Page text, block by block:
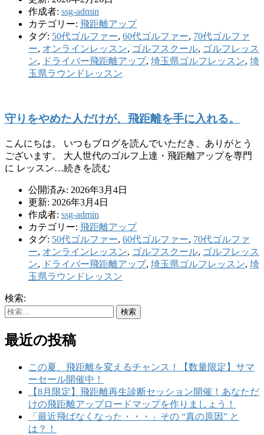
作成者: ssg-admin
カテゴリー: 飛距離アップ
タグ: 50代ゴルファー, 60代ゴルファー, 70代ゴルファ
ー, オンラインレッスン, ゴルフスクール, ゴルフレッス
ン, ドライバー飛距離アップ, 埼玉県ゴルフレッスン, 埼
玉県ラウンドレッスン
守りをやめた人だけが、飛距離を手に入れる。
こんにちは。 いつもブログを読んでいただき、ありがとう
ございます。 大人世代のゴルフ上達・飛距離アップを専門
に レッスン…続きを読む
公開済み: 2026年3月4日
更新: 2026年3月4日
作成者: ssg-admin
カテゴリー: 飛距離アップ
タグ: 50代ゴルファー, 60代ゴルファー, 70代ゴルファ
ー, オンラインレッスン, ゴルフスクール, ゴルフレッス
ン, ドライバー飛距離アップ, 埼玉県ゴルフレッスン, 埼
玉県ラウンドレッスン
検索:
最近の投稿
この夏、飛距離を変えるチャンス！【数量限定】サマ
ーセール開催中！
【8月限定】飛距離再生診断セッション開催！あなただ
けの飛距離アップロードマップを作りましょう！
「最近飛ばなくなった・・・」その “真の原因” と
は？！